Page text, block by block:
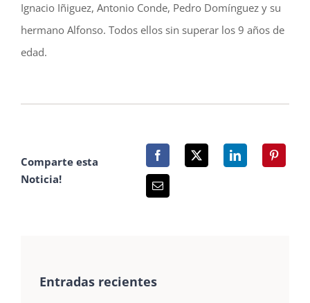
Ignacio Iñiguez, Antonio Conde, Pedro Domínguez y su
hermano Alfonso. Todos ellos sin superar los 9 años de
edad.
Comparte esta
Noticia!
Entradas recientes